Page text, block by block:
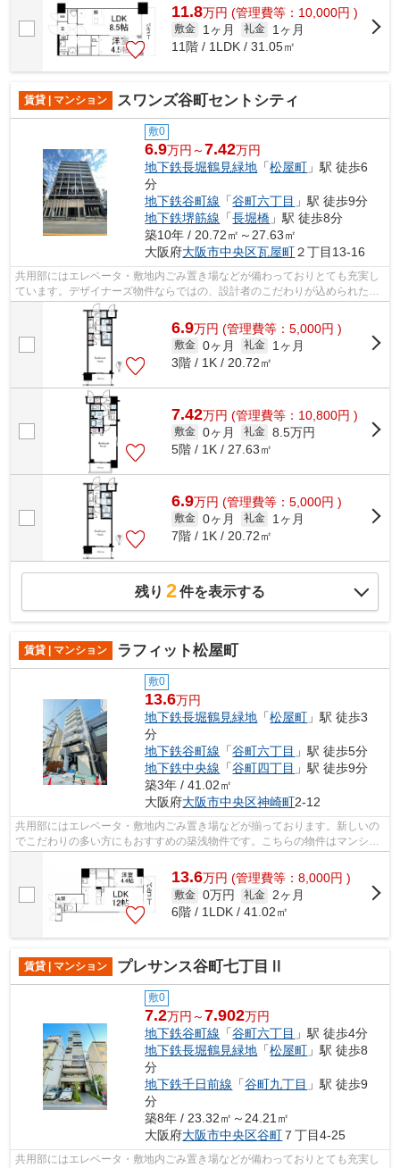
11.8万円 (管理費等：10,000円 )
敷金 1ヶ月 礼金
1ヶ月
11階 / 1LDK / 31.05㎡
賃貸 | マンション スワンズ谷町セントシティ
敷0
6.9万円～7.42万円
地下鉄長堀鶴見緑地 「松屋町 」駅 徒歩6
分
地下鉄谷町線 「谷町六丁目 」駅 徒歩9分
地下鉄堺筋線 「長堀橋 」駅 徒歩8分
築10年 / 20.72㎡～27.63㎡
大阪府大阪市中央区瓦屋町２丁目13-16
共用部にはエレベータ・敷地内ごみ置き場などが備わっておりとても充実し
ています。デザイナーズ物件ならではの、設計者のこだわりが込められた物
件。こちらの物件は自走式駐車場がご...
6.9万円 (管理費等：5,000円 )
敷金 0ヶ月 礼金
1ヶ月
3階 / 1K / 20.72㎡
7.42万円 (管理費等：10,800円 )
敷金 0ヶ月 礼金 8.5万円
5階 / 1K / 27.63㎡
6.9万円 (管理費等：5,000円 )
敷金 0ヶ月 礼金
1ヶ月
7階 / 1K / 20.72㎡
残り 2件を表示する
賃貸 | マンション ラフィット松屋町
敷0
13.6万円
地下鉄長堀鶴見緑地 「松屋町 」駅 徒歩3
分
地下鉄谷町線 「谷町六丁目 」駅 徒歩5分
地下鉄中央線 「谷町四丁目 」駅 徒歩9分
築3年 / 41.02㎡
大阪府大阪市中央区神崎町2-12
共用部にはエレベータ・敷地内ごみ置き場などが揃っております。新しいの
でこだわりの多い方にもおすすめの築浅物件です。こちらの物件はマンショ
ンです。外観タイル張りの物件は、雨...
13.6万円 (管理費等：8,000円 )
敷金 0万円 礼金 2ヶ月
6階 / 1LDK / 41.02㎡
賃貸 | マンション プレサンス谷町七丁目Ⅱ
敷0
7.2万円～7.902万円
地下鉄谷町線 「谷町六丁目 」駅 徒歩4分
地下鉄長堀鶴見緑地 「松屋町 」駅 徒歩8
分
地下鉄千日前線 「谷町九丁目 」駅 徒歩9
分
築8年 / 23.32㎡～24.21㎡
大阪府大阪市中央区谷町 ７丁目4-25
共用部にはエレベータ・敷地内ごみ置き場などが備わっておりとても充実し